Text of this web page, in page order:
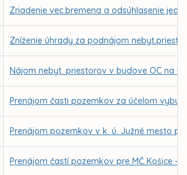
Zriadenie vec.bremena a odsúhlasenie
Zníženie úhrady za podnájom
Nájom nebyt. priestorov v budove OC na
Prenájom časti pozemkov za účelom
Prenájom pozemkov v k. ú. Južné mesto
Prenájom častí pozemkov pre MČ Košice –